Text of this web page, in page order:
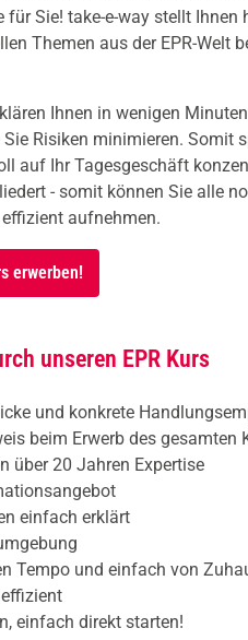
für Sie! take-e-way stellt
Themen aus der EPR-Welt
Ihnen in wenigen
Risiken minimieren. Somit
auf Ihr Tagesgeschäft
- somit können Sie alle
aufnehmen.
erwerben!
unseren EPR Kurs
und konkrete
beim Erwerb des gesamten
über 20 Jahren Expertise
einfach erklärt
Tempo und einfach von
einfach direkt starten!